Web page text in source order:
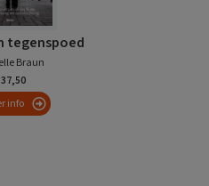
tegenspoed
Braun
info